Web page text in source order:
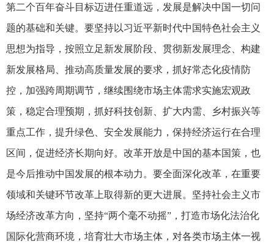
第二个百年奋斗目标迈进任重道远，发展是解决中国一切问
题的基础和关键。要坚持以习近平新时代中国特色社会主义
思想为指导，按照立足新发展阶段、贯彻新发展理念、构建
新发展格局、推动高质量发展的要求，抓好常态化疫情防
控，加强跨周期调节，继续围绕市场主体需求实施宏观政
策，稳定合理预期，抓好科技创新、扩大内需、乡村振兴等
重点工作，提升绿色、安全发展能力，保持经济运行在合理
区间，促进经济长期向好。改革开放是中国的基本国策，也
是今后推动中国发展的根本动力。要全面深化改革，在重要
领域和关键环节改革上取得新的更大进展。坚持社会主义市
场经济改革方向，坚持“两个毫不动摇”，打造市场化法治化
国际化营商环境，培育壮大市场主体，对各类市场主体一视